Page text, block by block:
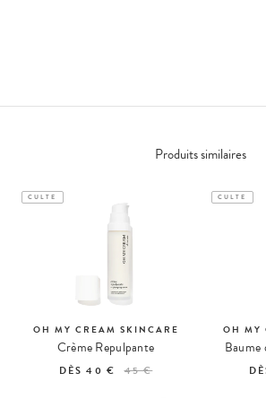
Produits similaires
CULTE
OH MY CREAM SKINCARE
Crème Repulpante
DÈS40 € 45 €
CULTE
OH MY